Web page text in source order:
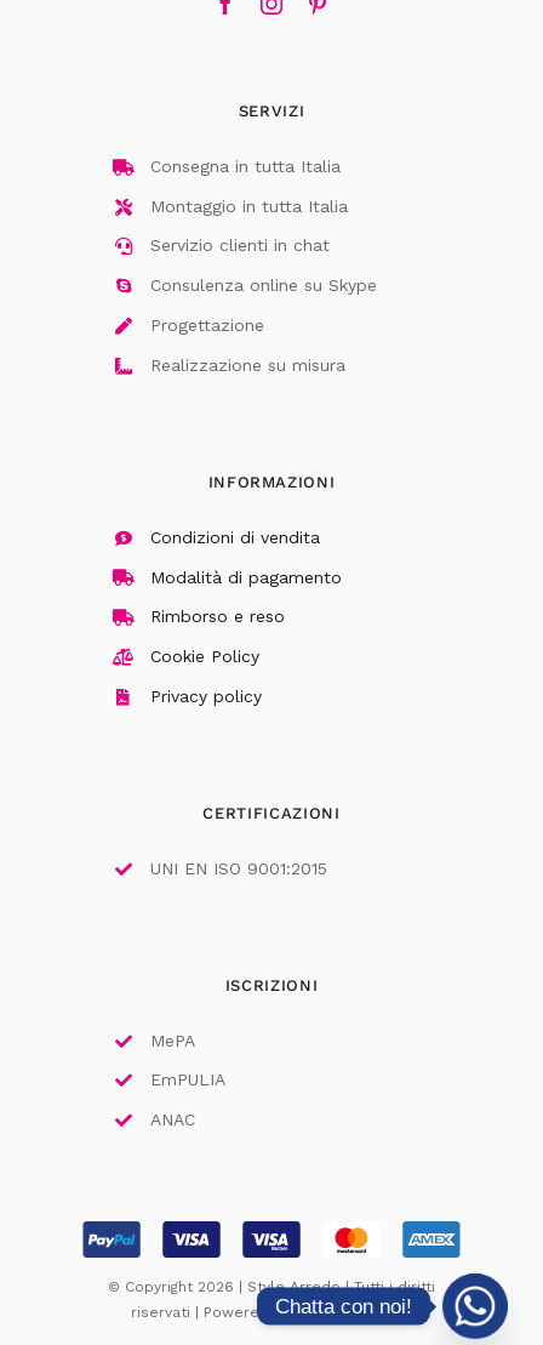
SERVIZI
Consegna in tutta Italia
Montaggio in tutta Italia
Servizio clienti in chat
Consulenza online su Skype
Progettazione
Realizzazione su misura
INFORMAZIONI
Condizioni di vendita
Modalità di pagamento
Rimborso e reso
Cookie Policy
Privacy policy
CERTIFICAZIONI
UNI EN ISO 9001:2015
ISCRIZIONI
MePA
EmPULIA
ANAC
© Copyright 2026 | Style Arredo | Tutti i diritti
riservati | Powered by Ad Astra Design
Chatta con noi!